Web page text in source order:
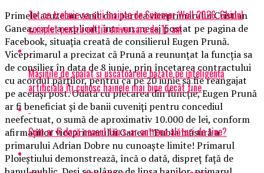
Primele acuze au venit din partea viceprimarului Cristian
Ganea, care a explicat, într-un mesaj postat pe pagina de
Facebook, situaţia creată de consilierul Eugen Prună.
Viceprimarul a precizat că Prună a reununţat la funcţia sa
de consilier în data de 8 iunie, prin încetarea contractului
cu acordul părţilor, pentru ca pe 20 iunie să fie reangajat
pe acelaşi post. Odată cu plecarea din funcţie, Eugen Prună
ar fi beneficiat şi de banii cuveniţi pentru concediul
neefectuat, o sumă de aproximativ 10.000 de lei, conform
afirmaţiilor viceprimarului Ganea. ”Dubla măsură a
primarului Adrian Dobre nu cunoaşte limite! Primarul
Ploieştiului demonstrează, încă o dată, dispreţ faţă de
Tot ce trebuie sa stii inainte de Summer Well 2026. Ghidul
complet pentru editia aniversara de 15 ani
Mașinile de spălat și uscătoarele bazate pe inteligență
artificială îți cunosc hainele mai bine decât tine
Cum ar fi dacă ceasul tău s-ar antrena alături de tine?